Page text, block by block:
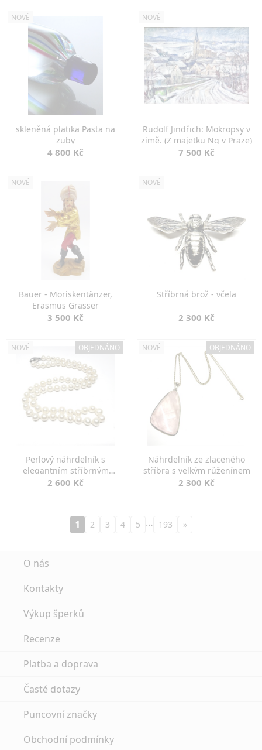
NOVÉ
skleněná platika Pasta na
zuby
4 800 Kč
NOVÉ
Rudolf Jindřich: Mokropsy v
zimě. (Z majetku Ng v Praze)
7 500 Kč
NOVÉ
Bauer - Moriskentänzer,
Erasmus Grasser
3 500 Kč
NOVÉ
Stříbrná brož - včela
2 300 Kč
NOVÉ OBJEDNÁNO
Perlový náhrdelník s
elegantním stříbrným
zapínáním
2 600 Kč
NOVÉ OBJEDNÁNO
Náhrdelník ze zlaceného
stříbra s velkým růženínem
2 300 Kč
1 2 3 4 5 … 193 »
O nás
Kontakty
Výkup šperků
Recenze
Platba a doprava
Časté dotazy
Puncovní značky
Obchodní podmínky